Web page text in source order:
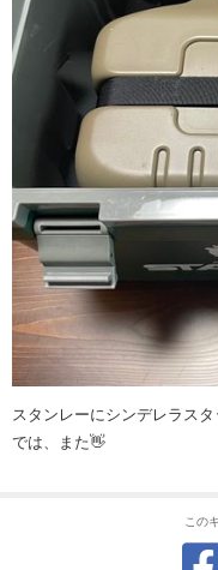
スタンレーにシンデレラス
では、また👋
この